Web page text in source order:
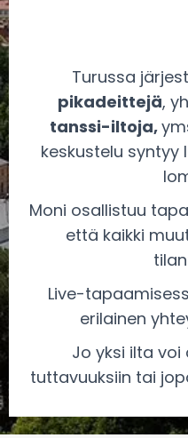
Turussa
pikadeittejä,
tanssi-iltoja,
keskustelu syntyy
Moni osallistuu
että kaikki
Live-
erilainen
Jo yksi ilta
tuttavuuksiin tai